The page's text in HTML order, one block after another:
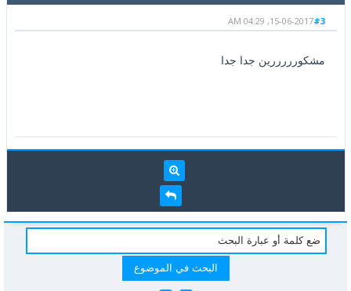
#3
15-06-2017, 04:29 AM
مشكورررررين جدا جدا